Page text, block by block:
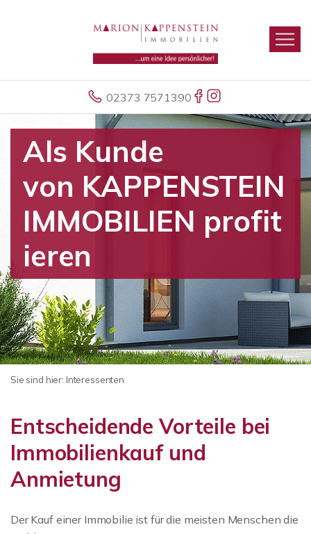
02373 7571390
Als Kunde
von KAPPENSTEIN
IMMOBILIEN profit
ieren
Sie sind hier: Interessenten
Entscheidende Vorteile bei
Immobilienkauf und
Anmietung
Der Kauf einer Immobilie ist für die meisten Menschen die